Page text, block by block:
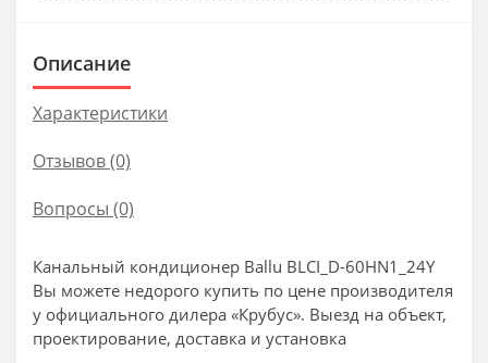
Описание
Характеристики
Отзывов (0)
Вопросы (0)
Канальный кондиционер Ballu BLCI_D-60HN1_24Y
Вы можете недорого купить по цене производителя
у официального дилера «Крубус». Выезд на объект,
проектирование, доставка и установка